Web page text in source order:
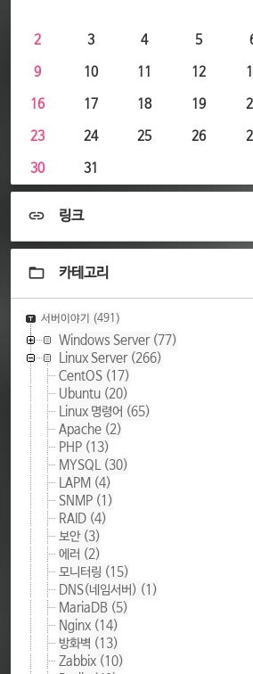
2 3 4 5
9 10 11 12
16 17 18 19
23 24 25 26
30 31
링크
카테고리
서버이야기 (491)
Windows Server(77)
Linux Server(266)
CentOS (17)
Ubuntu (20)
Linux 명령어 (65)
Apache (2)
PHP (13)
MYSQL
(30)
LAPM (4)
SNMP (1)
RAID (4)
보안(3)
에러 (2)
모니터링 (15)
DNS(네임서버) (1)
MariaDB (5)
Nginx (14)
방화벽 (13)
Zabbix (10)